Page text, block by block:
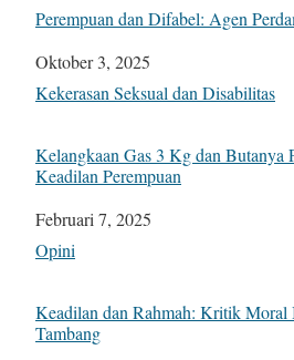
Perempuan dan Difabel: Agen
Tanggal
Oktober 3, 2025
Sehubungan dengan
Kekerasan Seksual dan Disabilitas
Kelangkaan Gas 3 Kg dan Butanya
Keadilan Perempuan
Tanggal
Februari 7, 2025
Sehubungan dengan
Opini
Keadilan dan Rahmah: Kritik Moral
Tambang